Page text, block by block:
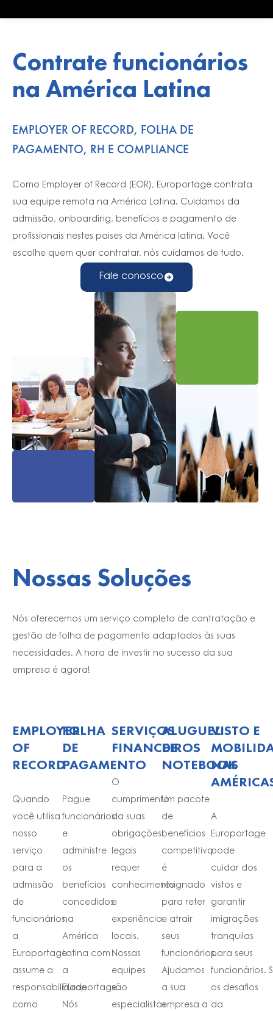
Contrate funcionários
na América Latina
EMPLOYER OF RECORD, FOLHA DE
PAGAMENTO, RH E COMPLIANCE
Como Employer of Record (EOR), Europortage contrata
sua equipe remota na América Latina. Cuidamos da
admissão, onboarding, benefícios e pagamento de
profissionais nestes paises da América latina. Você
escolhe quem quer contratar, nós cuidamos de tudo.
Fale conosco
Nossas Soluções
Nós oferecemos um serviço completo de contratação e
gestão de folha de pagamento adaptados às suas
necessidades. A hora de investir no sucesso da sua
empresa é agora!
EMPLOYER
OF
RECORD
Quando
você utilisa
nosso
serviço
para a
admissão
de
funcionários,
a
Europortage
assume a
responsabilidade
como
FOLHA
DE
PAGAMENTO
Pague
funcionários
e
administre
os
benefícios
concedidos
na
América
Latina com
a
Europortage.
Nós
SERVIÇOS
FINANCEIROS
O
cumprimento
da suas
obrigações
legais
requer
conhecimento
e
experiência
locais.
Nossas
equipes
são
especialistas
ALUGUEL
DE
NOTEBOOK
Um pacote
de
benefícios
competitivo
é
resignado
para reter
e atrair
seus
funcionários.
Ajudamos
a sua
empresa a
VISTO E
NAS
A
Europortage
pode
cuidar dos
vistos e
garantir
imigrações
tranquilas
para seus
funcionários.
os desafios
da